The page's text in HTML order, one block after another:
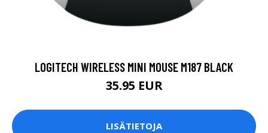
LOGITECH WIRELESS MINI MOUSE M187 BLACK
35.95 EUR
LISÄTIETOJA